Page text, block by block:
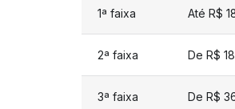
1ª faixa Até R$
2ª faixa De R$
3ª faixa De R$